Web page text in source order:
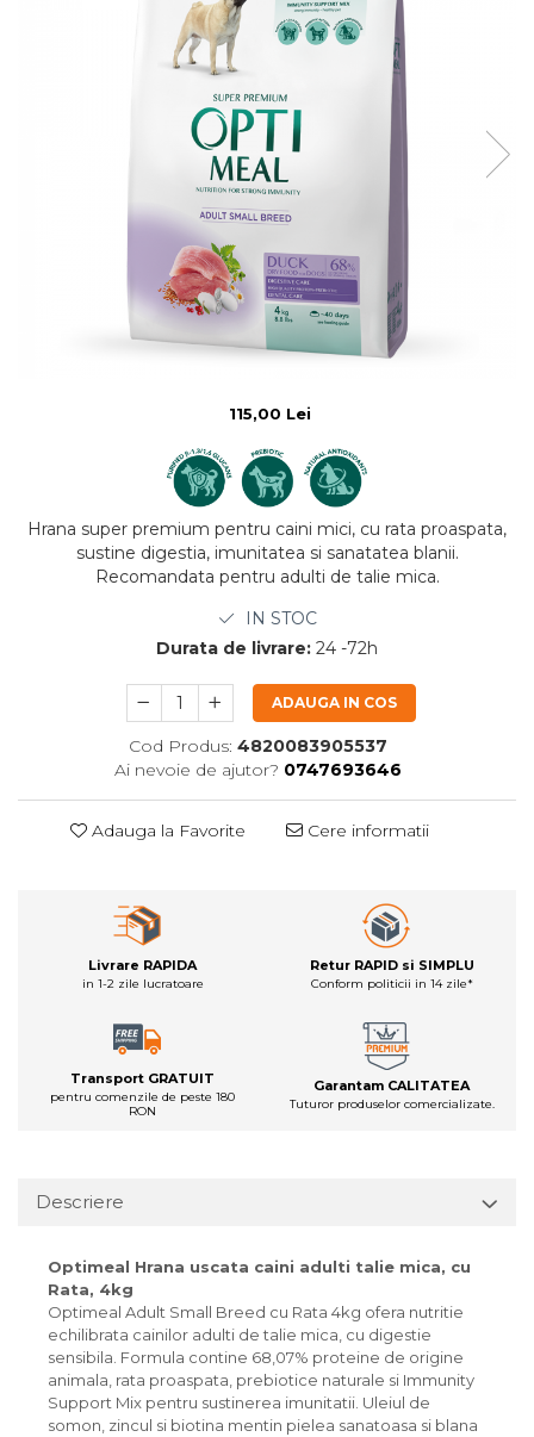
115,00 Lei
Hrana super premium pentru caini mici, cu rata proaspata,
sustine digestia, imunitatea si sanatatea blanii.
Recomandata pentru adulti de talie mica.
IN STOC
Durata de livrare: 24 -72h
ADAUGA IN COS
Cod Produs: 4820083905537
Ai nevoie de ajutor? 0747693646
Adauga la Favorite Cere informatii
Livrare RAPIDA
in 1-2 zile lucratoare
Retur RAPID si SIMPLU
Conform politicii in 14 zile*
Transport GRATUIT
pentru comenzile de peste 180
RON
Garantam CALITATEA
Tuturor produselor comercializate.
Descriere
Optimeal Hrana uscata caini adulti talie mica, cu
Rata, 4kg
Optimeal Adult Small Breed cu Rata 4kg ofera nutritie
echilibrata cainilor adulti de talie mica, cu digestie
sensibila. Formula contine 68,07% proteine de origine
animala, rata proaspata, prebiotice naturale si Immunity
Support Mix pentru sustinerea imunitatii. Uleiul de
somon, zincul si biotina mentin pielea sanatoasa si blana